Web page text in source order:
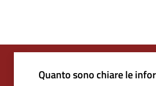
Quanto sono chiare le